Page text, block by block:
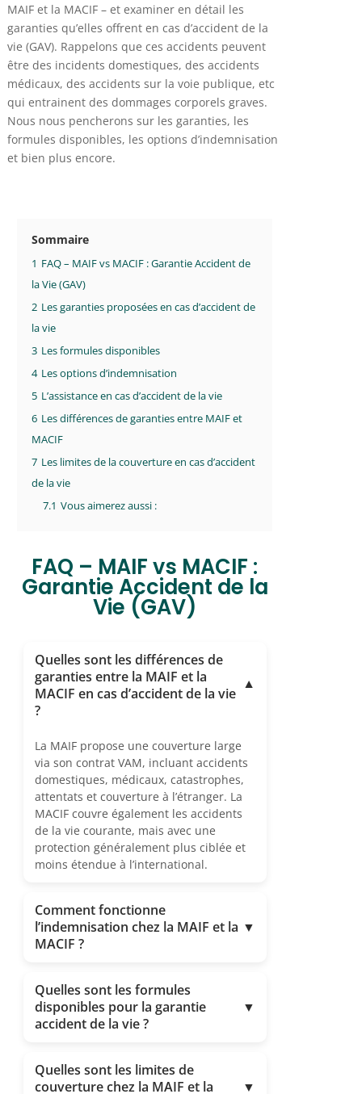
MAIF et la MACIF – et examiner en détail les
garanties qu’elles offrent en cas d’accident de la
vie (GAV). Rappelons que ces accidents peuvent
être des incidents domestiques, des accidents
médicaux, des accidents sur la voie publique, etc
qui entrainent des dommages corporels graves.
Nous nous pencherons sur les garanties, les
formules disponibles, les options d’indemnisation
et bien plus encore.
Sommaire
1 FAQ – MAIF vs MACIF : Garantie Accident de
la Vie (GAV)
2 Les garanties proposées en cas d’accident de
la vie
3 Les formules disponibles
4 Les options d’indemnisation
5 L’assistance en cas d’accident de la vie
6 Les différences de garanties entre MAIF et
MACIF
7 Les limites de la couverture en cas d’accident
de la vie
7.1 Vous aimerez aussi :
FAQ – MAIF vs MACIF :
Garantie Accident de la
Vie (GAV)
Quelles sont les différences de
garanties entre la MAIF et la
MACIF en cas d’accident de la vie
?
▼
La MAIF propose une couverture large
via son contrat VAM, incluant accidents
domestiques, médicaux, catastrophes,
attentats et couverture à l’étranger. La
MACIF couvre également les accidents
de la vie courante, mais avec une
protection généralement plus ciblée et
moins étendue à l’international.
Comment fonctionne
l’indemnisation chez la MAIF et la
MACIF ?
▼
Quelles sont les formules
disponibles pour la garantie
accident de la vie ?
▼
Quelles sont les limites de
couverture chez la MAIF et la
▼